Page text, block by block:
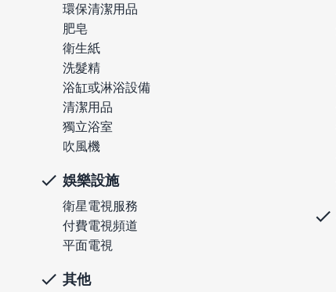
環保清潔用品
肥皂
衛生紙
洗髮精
浴缸或淋浴設備
清潔用品
獨立浴室
吹風機
娛樂設施
衛星電視服務
付費電視頻道
平面電視
其他